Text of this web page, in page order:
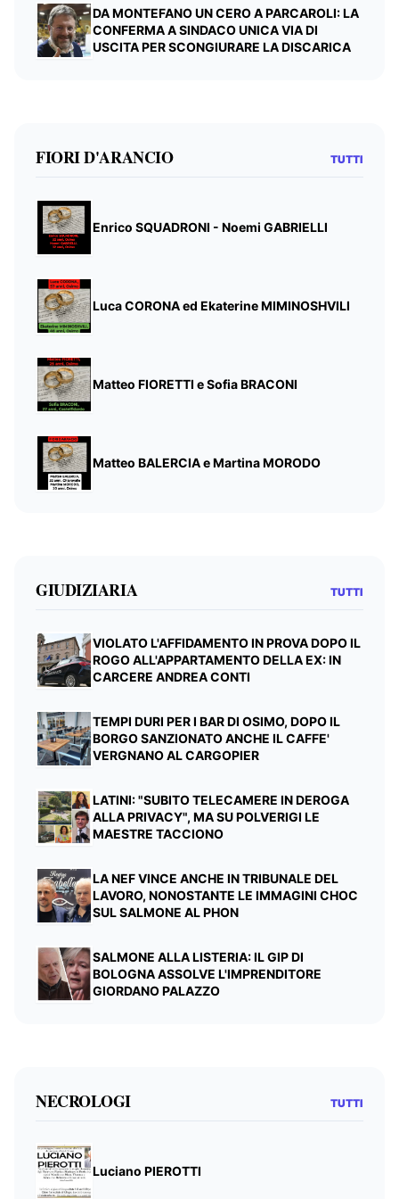
DA MONTEFANO UN CERO A PARCAROLI: LA
CONFERMA A SINDACO UNICA VIA DI
USCITA PER SCONGIURARE LA DISCARICA
FIORI D'ARANCIO TUTTI
Enrico SQUADRONI - Noemi GABRIELLI
Luca CORONA ed Ekaterine MIMINOSHVILI
Matteo FIORETTI e Sofia BRACONI
Matteo BALERCIA e Martina MORODO
GIUDIZIARIA TUTTI
VIOLATO L'AFFIDAMENTO IN PROVA DOPO IL
ROGO ALL'APPARTAMENTO DELLA EX: IN
CARCERE ANDREA CONTI
TEMPI DURI PER I BAR DI OSIMO, DOPO IL
BORGO SANZIONATO ANCHE IL CAFFE'
VERGNANO AL CARGOPIER
LATINI: "SUBITO TELECAMERE IN DEROGA
ALLA PRIVACY", MA SU POLVERIGI LE
MAESTRE TACCIONO
LA NEF VINCE ANCHE IN TRIBUNALE DEL
LAVORO, NONOSTANTE LE IMMAGINI CHOC
SUL SALMONE AL PHON
SALMONE ALLA LISTERIA: IL GIP DI
BOLOGNA ASSOLVE L'IMPRENDITORE
GIORDANO PALAZZO
NECROLOGI TUTTI
Luciano PIEROTTI